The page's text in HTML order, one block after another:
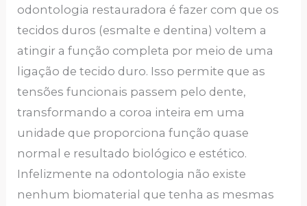
odontologia restauradora é fazer com que os
tecidos duros (esmalte e dentina) voltem a
atingir a função completa por meio de uma
ligação de tecido duro. Isso permite que as
tensões funcionais passem pelo dente,
transformando a coroa inteira em uma
unidade que proporciona função quase
normal e resultado biológico e estético.
Infelizmente na odontologia não existe
nenhum biomaterial que tenha as mesmas